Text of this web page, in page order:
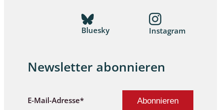
Bluesky Instagram
Newsletter abonnieren
E-Mail-Adresse*